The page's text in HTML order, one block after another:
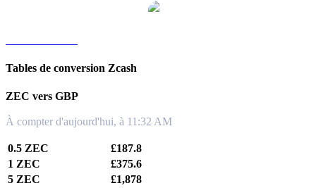
Tables de conversion Zcash
ZEC vers GBP
À compter d'aujourd'hui, à 11:32 AM
0.5 ZEC
£187.8
1 ZEC
£375.6
5 ZEC
£1,878